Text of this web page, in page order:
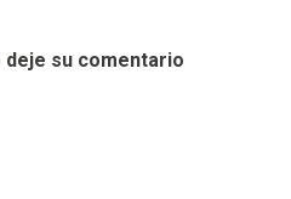
su comentario